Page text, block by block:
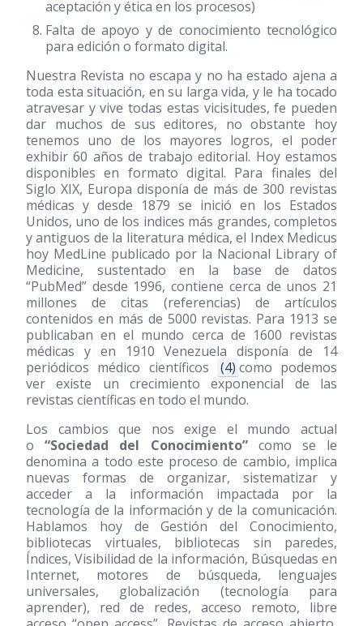
aceptación y ética en los procesos)
Falta de apoyo y de conocimiento tecnológico
para edición o formato digital.
Nuestra Revista no escapa y no ha estado ajena a
toda esta situación, en su larga vida, y le ha tocado
atravesar y vive todas estas vicisitudes, fe pueden
dar muchos de sus editores, no obstante hoy
tenemos uno de los mayores logros, el poder
exhibir 60 años de trabajo editorial. Hoy estamos
disponibles en formato digital. Para finales del
Siglo XIX, Europa disponía de más de 300 revistas
médicas y desde 1879 se inició en los Estados
Unidos, uno de los indices más grandes, completos
y antiguos de la literatura médica, el Index Medicus
hoy MedLine publicado por la Nacional Library of
Medicine, sustentado en la base de datos
“PubMed” desde 1996, contiene cerca de unos 21
millones de citas (referencias) de artículos
contenidos en más de 5000 revistas. Para 1913 se
publicaban en el mundo cerca de 1600 revistas
médicas y en 1910 Venezuela disponía de 14
periódicos médico científicos
(4) como podemos
ver existe un crecimiento exponencial de las
revistas científicas en todo el mundo.
Los cambios que nos exige el mundo actual
o“Sociedad del Conocimiento”como se le
denomina a todo este proceso de cambio, implica
nuevas formas de organizar, sistematizar y
acceder a la información impactada por la
tecnología de la información y de la comunicación.
Hablamos hoy de Gestión del Conocimiento,
bibliotecas virtuales, bibliotecas sin paredes,
Índices, Visibilidad de la información, Búsquedas en
Internet, motores de búsqueda, lenguajes
universales, globalización (tecnología para
aprender), red de redes, acceso remoto, libre